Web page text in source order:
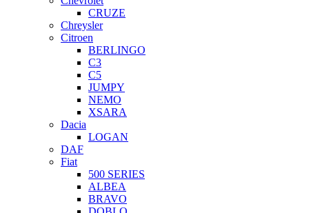
CRUZE
Chreysler
Citroen
BERLINGO
C3
C5
JUMPY
NEMO
XSARA
Dacia
LOGAN
DAF
Fiat
500 SERIES
ALBEA
BRAVO